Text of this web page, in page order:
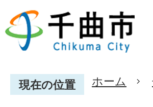
現在の位置 ホーム